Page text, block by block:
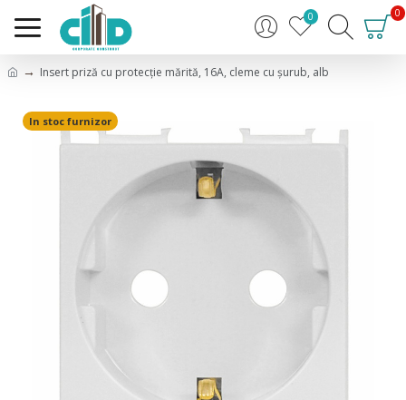
0 0
Insert priză cu protecţie mărită, 16A, cleme cu şurub, alb
In stoc furnizor